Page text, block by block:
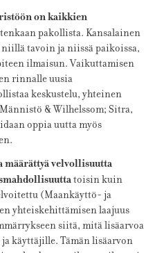
on kaikkien
pakollista. Kansalainen
tavoin ja niissä paikoissa,
ilmaisun. Vaikuttamisen
rinnalle uusia
keskustelu, yhteinen
& Wilhelssom; Sitra,
oppia uutta myös
määrättyä velvollisuutta
toisin kuin
(Maankäyttö- ja
yhteiskehittämisen laajuus
siitä, mitä lisäarvoa
käyttäjille. Tämän lisäarvon